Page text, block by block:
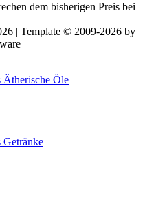
dem bisherigen Preis bei
| Template © 2009-2026 by
Ätherische Öle
Getränke